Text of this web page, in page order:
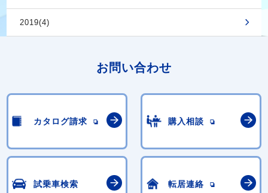
2019(4)
お問い合わせ
カタログ請求 購入相談
試乗車検索 転居連絡